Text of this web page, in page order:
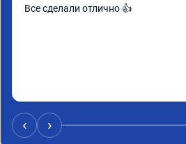
Все сделали отлично 👍
‹ ›